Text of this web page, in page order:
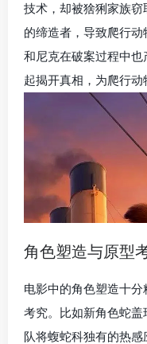
技术，却被猞猁家族
的缔造者，导致爬行
和尼克在破案过程中
起揭开真相，为爬行动
角色塑造与原型
电影中的角色塑造十
考究。比如新角色蛇
队将蝮蛇科独有的热